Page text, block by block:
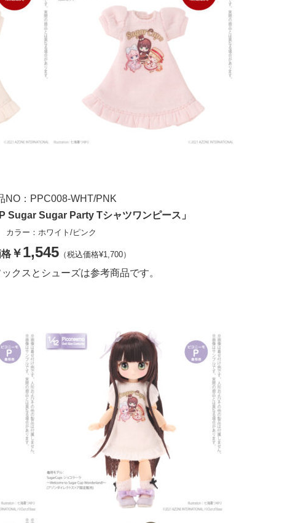
NO：PPC008-WHT/PNK
P Sugar Sugar Party Tシャツワンピース」
カラー：ホワイト/ピンク
￥1,545（税込価格¥1,700）
クスとシューズは参考商品です。